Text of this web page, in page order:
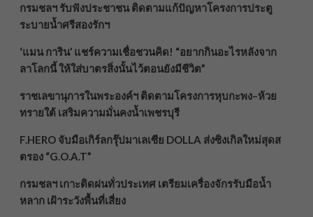
กรมชลฯ รับฟังประชาชน ติดตามแก้ปัญหาโครงการประตู
ระบายน้ำศรีสองรักฯ
‘แมน การิน’ แชร์ความเชื่อชวนคิด! “อยากกินอะไรหลังจาก
ลาโลกนี้ ให้ใส่บาตรสิ่งนั้นไว้ตอนยังมีชีวิต”
ราชเลขานุการในพระองค์ฯ ติดตามโครงการหุบกะพง–ห้วย
ทรายใต้ เสริมความมั่นคงน้ำเพชรบุรี
F.HERO จับมือเกิร์ลกรุ๊ปมาเลเซีย DOLLA ส่งซิงเกิลใหม่สุดส
ตรอง “G.O.A.T”
กรมชลฯ เกาะติดฝนทั่วประเทศ เตรียมเครื่องจักรรับมือน้ำ
หลาก เฝ้าระวังพื้นที่เสี่ยง